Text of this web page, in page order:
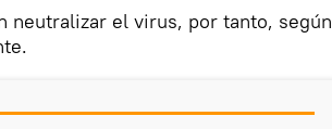
neutralizar el virus, por tanto, según